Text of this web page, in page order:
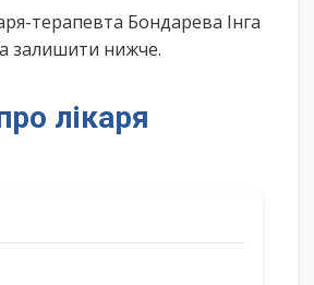
терапевта Бондарева Інга
залишити нижче.
лікаря